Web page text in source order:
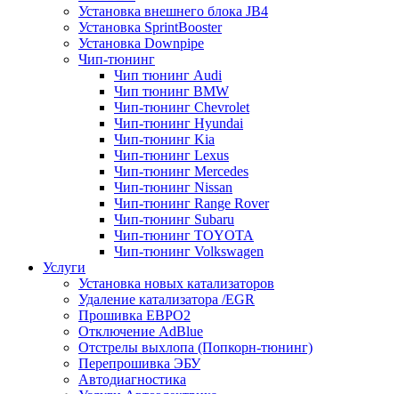
Установка внешнего блока JB4
Установка SprintBooster
Установка Downpipe
Чип-тюнинг
Чип тюнинг Audi
Чип тюнинг BMW
Чип-тюнинг Chevrolet
Чип-тюнинг Hyundai
Чип-тюнинг Kia
Чип-тюнинг Lexus
Чип-тюнинг Mercedes
Чип-тюнинг Nissan
Чип-тюнинг Range Rover
Чип-тюнинг Subaru
Чип-тюнинг TOYOTA
Чип-тюнинг Volkswagen
Услуги
Установка новых катализаторов
Удаление катализатора /EGR
Прошивка ЕВРО2
Отключение AdBlue
Отстрелы выхлопа (Попкорн-тюнинг)
Перепрошивка ЭБУ
Автодиагностика